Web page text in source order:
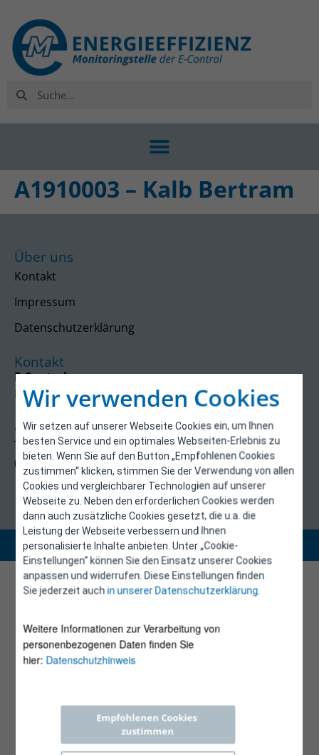
Wir verwenden Cookies
Wir setzen auf unserer Webseite Cookies ein, um Ihnen
besten Service und ein optimales Webseiten-Erlebnis zu
bieten. Wenn Sie auf den Button „Empfohlenen Cookies
zustimmen“ klicken, stimmen Sie der Verwendung von allen
Cookies und vergleichbarer Technologien auf unserer
Webseite zu. Neben den erforderlichen Cookies werden
dann auch zusätzliche Cookies gesetzt, die u.a. die
Leistung der Webseite verbessern und Ihnen
personalisierte Inhalte anbieten. Unter „Cookie-
Einstellungen“ können Sie den Einsatz unserer Cookies
anpassen und widerrufen. Diese Einstellungen finden
Sie jederzeit auchin unserer Datenschutzerklärung.
Weitere Informationen zur Verarbeitung von
personenbezogenen Daten finden Sie
hier: Datenschutzhinweis
Empfohlenen Cookies
zustimmen
A1910003 – Kalb Bertram
Über uns
Kontakt
Impressum
Datenschutzerklärung
Kontakt
E-Control
Rudolfsplatz 13a
1010 Wien
energieeffizienz@e-control.at
Tel +43 1 5324724
(Mo, Mi-Fr 09:30-12:30 Uhr)
Copyright 2026 © E-Control